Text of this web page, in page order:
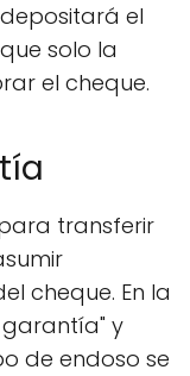
el
solo la
el cheque.
transferir
cheque. En la
garantía" y
de endoso se